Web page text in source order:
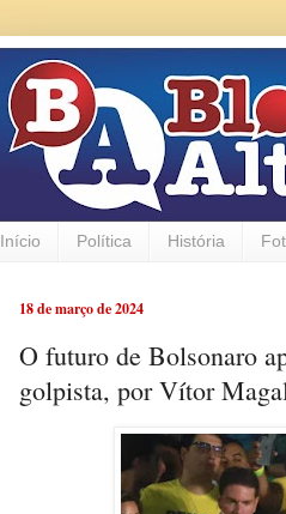
Início Política História
18 de março de 2024
O futuro de Bolsonaro
golpista, por Vítor